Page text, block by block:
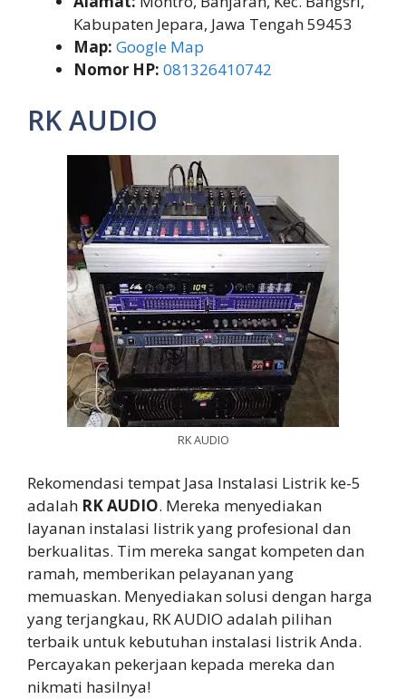
Kabupaten Jepara, Jawa Tengah 59453
Map: Google Map
Nomor HP: 081326410742
RK AUDIO
RK AUDIO
Rekomendasi tempat Jasa Instalasi Listrik ke-5
adalah RK AUDIO. Mereka menyediakan
layanan instalasi listrik yang profesional dan
berkualitas. Tim mereka sangat kompeten dan
ramah, memberikan pelayanan yang
memuaskan. Menyediakan solusi dengan harga
yang terjangkau, RK AUDIO adalah pilihan
terbaik untuk kebutuhan instalasi listrik Anda.
Percayakan pekerjaan kepada mereka dan
nikmati hasilnya!